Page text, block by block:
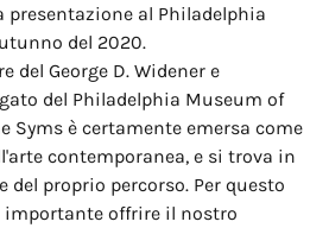
presentazione al Philadelphia
del 2020.
del George D. Widener e
del Philadelphia Museum of
Syms è certamente emersa come
contemporanea, e si trova in
proprio percorso. Per questo
offrire il nostro